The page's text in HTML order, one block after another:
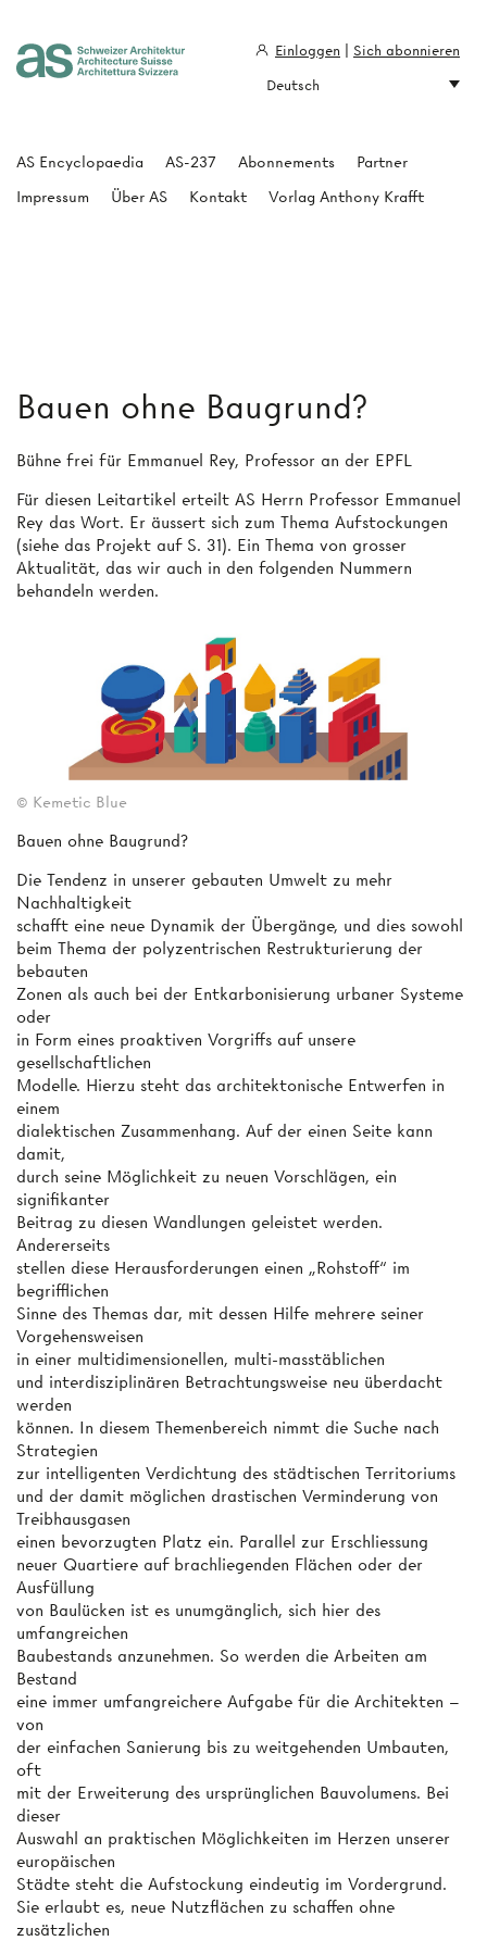
Bauen ohne Baugrund?
Bühne frei für Emmanuel Rey, Professor an der EPFL
Für diesen Leitartikel erteilt AS Herrn Professor Emmanuel
Rey das Wort. Er äussert sich zum Thema Aufstockungen
(siehe das Projekt auf S. 31). Ein Thema von grosser
Aktualität, das wir auch in den folgenden Nummern
behandeln werden.
© Kemetic Blue
Bauen ohne Baugrund?
Die Tendenz in unserer gebauten Umwelt zu mehr
Nachhaltigkeit
schafft eine neue Dynamik der Übergänge, und dies sowohl
beim Thema der polyzentrischen Restrukturierung der
bebauten
Zonen als auch bei der Entkarbonisierung urbaner Systeme
oder
in Form eines proaktiven Vorgriffs auf unsere
gesellschaftlichen
Modelle. Hierzu steht das architektonische Entwerfen in
einem
dialektischen Zusammenhang. Auf der einen Seite kann
damit,
durch seine Möglichkeit zu neuen Vorschlägen, ein
signifikanter
Beitrag zu diesen Wandlungen geleistet werden.
Andererseits
stellen diese Herausforderungen einen „Rohstoff“ im
begrifflichen
Sinne des Themas dar, mit dessen Hilfe mehrere seiner
Vorgehensweisen
in einer multidimensionellen, multi-masstäblichen
und interdisziplinären Betrachtungsweise neu überdacht
werden
können. In diesem Themenbereich nimmt die Suche nach
Strategien
zur intelligenten Verdichtung des städtischen Territoriums
und der damit möglichen drastischen Verminderung von
Treibhausgasen
einen bevorzugten Platz ein. Parallel zur Erschliessung
neuer Quartiere auf brachliegenden Flächen oder der
Ausfüllung
von Baulücken ist es unumgänglich, sich hier des
umfangreichen
Baubestands anzunehmen. So werden die Arbeiten am
Bestand
eine immer umfangreichere Aufgabe für die Architekten –
von
der einfachen Sanierung bis zu weitgehenden Umbauten,
oft
mit der Erweiterung des ursprünglichen Bauvolumens. Bei
dieser
Auswahl an praktischen Möglichkeiten im Herzen unserer
europäischen
Städte steht die Aufstockung eindeutig im Vordergrund.
Sie erlaubt es, neue Nutzflächen zu schaffen ohne
zusätzlichen
AS Encyclopaedia AS-237 Abonnements
Partner
Impressum
Über AS Kontakt Vorlag Anthony Krafft
Einloggen
Sich abonnieren
Deutsch